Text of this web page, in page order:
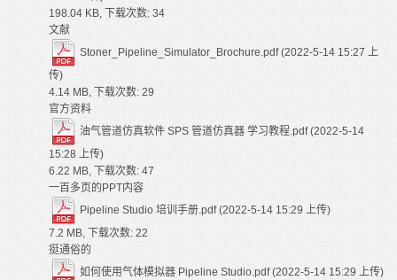
198.04 KB, 下载次数: 34
文献
Stoner_Pipeline_Simulator_Brochure.pdf (2022-5-14 15:27 上
传)
4.14 MB, 下载次数: 29
官方资料
油气管道仿真软件 SPS 管道仿真器 学习教程.pdf (2022-5-14
15:28 上传)
6.22 MB, 下载次数: 47
一百多页的PPT内容
Pipeline Studio 培训手册.pdf (2022-5-14 15:29 上传)
7.2 MB, 下载次数: 22
挺通俗的
如何使用气体模拟器 Pipeline Studio.pdf (2022-5-14 15:29 上传)